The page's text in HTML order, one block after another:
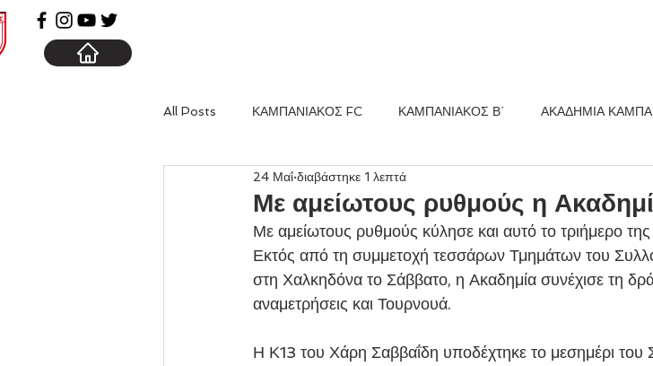
All Posts ΚΑΜΠΑΝΙΑΚΟΣ FC ΚΑΜΠΑΝΙΑΚΟΣ Β΄ ΑΚΑΔΗΜΙΑ
Με αμείωτους ρυθμούς η
24 Μαΐ διαβάστηκε 1 λεπτά
Με αμείωτους ρυθμούς κύλησε και αυτό το τριήμερο
Εκτός από τη συμμετοχή τεσσάρων Τμημάτων του
στη Χαλκηδόνα το Σάββατο, η Ακαδημία συνέχισε τη
αναμετρήσεις και Τουρνουά.
Η Κ13 του Χάρη Σαββαΐδη υποδέχτηκε το μεσημέρι του